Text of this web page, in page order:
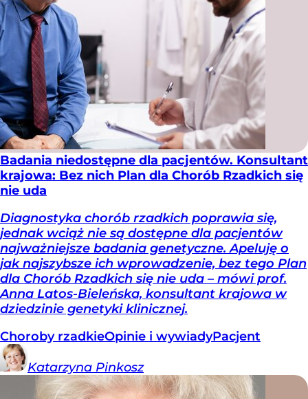
Badania niedostępne dla pacjentów. Konsultant
krajowa: Bez nich Plan dla Chorób Rzadkich się
nie uda
Diagnostyka chorób rzadkich poprawia się,
jednak wciąż nie są dostępne dla pacjentów
najważniejsze badania genetyczne. Apeluję o
jak najszybsze ich wprowadzenie, bez tego Plan
dla Chorób Rzadkich się nie uda – mówi prof.
Anna Latos-Bieleńska, konsultant krajowa w
dziedzinie genetyki klinicznej.
Choroby rzadkieOpinie i wywiadyPacjent
Katarzyna Pinkosz